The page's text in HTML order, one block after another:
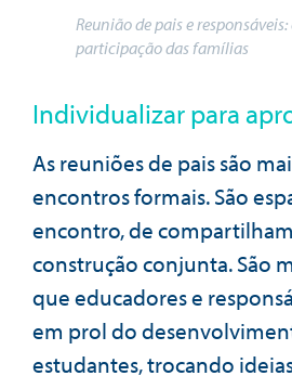
Reunião de pais e
participação das famílias
Individualizar para
As reuniões de pais são
encontros formais. São
encontro, de
construção conjunta. São
que educadores e
em prol do
estudantes, trocando